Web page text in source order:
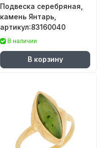
Подвеска серебряная,
камень Янтарь,
артикул:83160040
В наличии
В корзину